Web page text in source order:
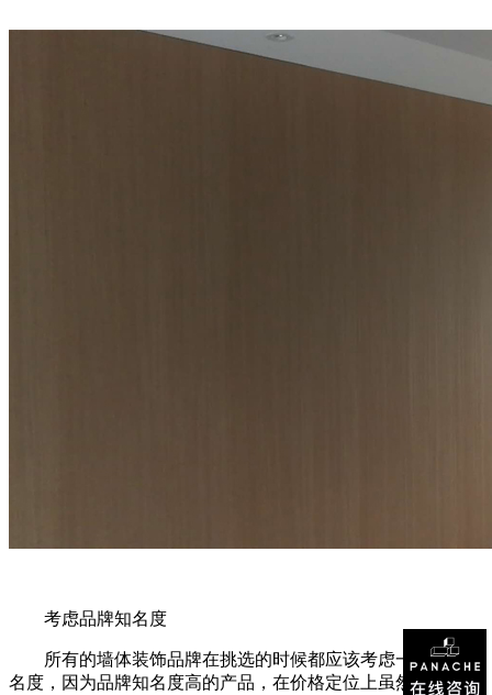
考虑品牌知名度
所有的墙体装饰品牌在挑选的时候都应该考虑一下品牌知
名度，因为品牌知名度高的产品，在价格定位上虽然会略高一